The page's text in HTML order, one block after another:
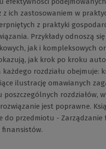
ich zastosowaniem w
z praktyki
Przykłady odnoszą
jak i kompleksowych
jak krok po kroku
rozdziału obejmuje:
ilustrację omawianych
rozdziałów,
jest poprawne.
do przedmiotu -